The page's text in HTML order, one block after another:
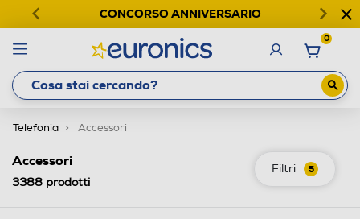
CONCORSO ANNIVERSARIO
0
Telefonia Accessori
Filtri 5
Accessori
3388 prodotti